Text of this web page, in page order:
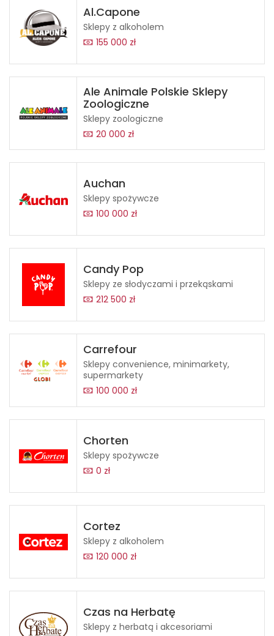
Al.Capone
Sklepy z alkoholem
155 000 zł
Ale Animale Polskie Sklepy
Zoologiczne
Sklepy zoologiczne
20 000 zł
Auchan
Sklepy spożywcze
100 000 zł
Candy Pop
Sklepy ze słodyczami i przekąskami
212 500 zł
Carrefour
Sklepy convenience, minimarkety,
supermarkety
100 000 zł
Chorten
Sklepy spożywcze
0 zł
Cortez
Sklepy z alkoholem
120 000 zł
Czas na Herbatę
Sklepy z herbatą i akcesoriami